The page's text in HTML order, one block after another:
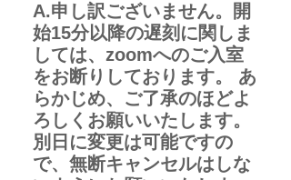
A.申し訳ございません。開
始15分以降の遅刻に関しま
しては、zoomへのご入室
をお断りしております。 あ
らかじめ、ご了承のほどよ
ろしくお願いいたします。
別日に変更は可能ですの
で、無断キャンセルはしな